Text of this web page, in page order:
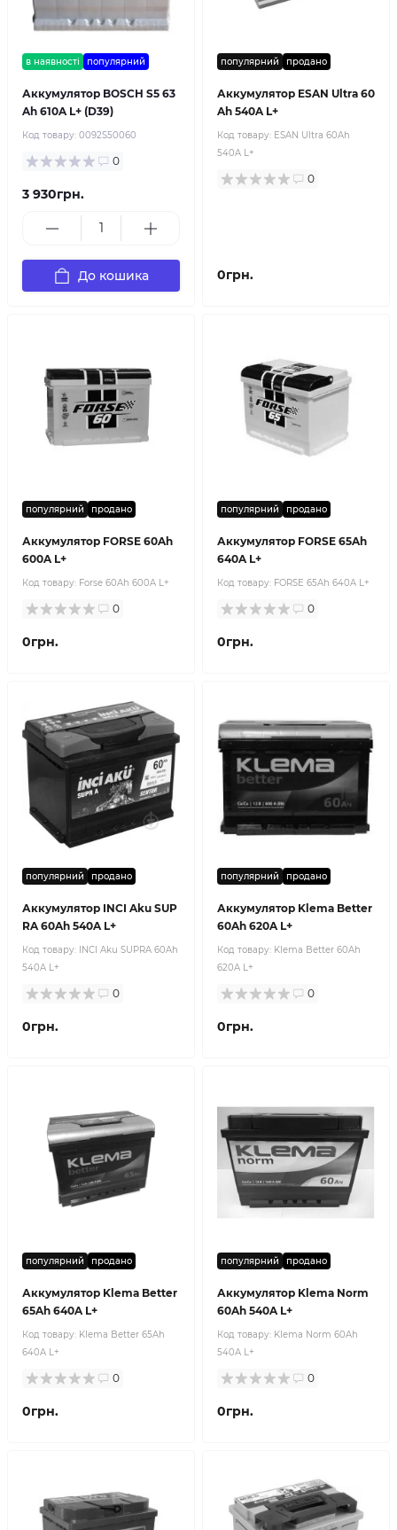
в наявності популярний
Аккумулятор BOSCH S5 63
Ah 610A L+ (D39)
Код товару: 0092S50060
0
3 930грн.
До кошика
популярний продано
Аккумулятор ESAN Ultra 60
Ah 540A L+
Код товару: ESAN Ultra 60Ah
540A L+
0
0грн.
популярний продано
Аккумулятор FORSE 60Ah
600A L+
Код товару: Forse 60Ah 600A L+
0
0грн.
популярний продано
Аккумулятор FORSE 65Ah
640A L+
Код товару: FORSE 65Ah 640A L+
0
0грн.
популярний продано
Аккумулятор INCI Aku SUP
RA 60Ah 540A L+
Код товару: INCI Aku SUPRA 60Ah
540A L+
0
0грн.
популярний продано
Аккумулятор Klema Better
60Ah 620A L+
Код товару: Klema Better 60Ah
620A L+
0
0грн.
популярний продано
Аккумулятор Klema Better
65Ah 640A L+
Код товару: Klema Better 65Ah
640A L+
0
0грн.
популярний продано
Аккумулятор Klema Norm
60Ah 540A L+
Код товару: Klema Norm 60Ah
540A L+
0
0грн.